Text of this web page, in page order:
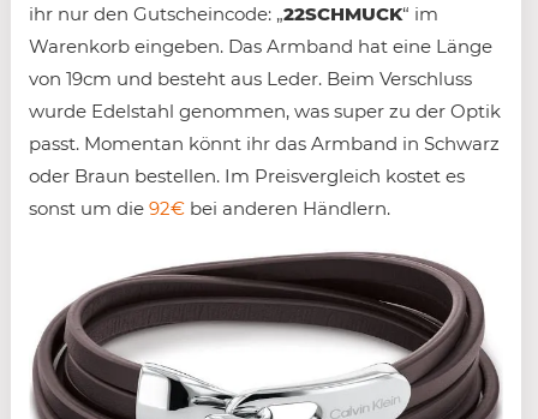
ihr nur den Gutscheincode: „22SCHMUCK“ im
Warenkorb eingeben. Das Armband hat eine Länge
von 19cm und besteht aus Leder. Beim Verschluss
wurde Edelstahl genommen, was super zu der Optik
passt. Momentan könnt ihr das Armband in Schwarz
oder Braun bestellen. Im Preisvergleich kostet es
sonst um die 92€ bei anderen Händlern.